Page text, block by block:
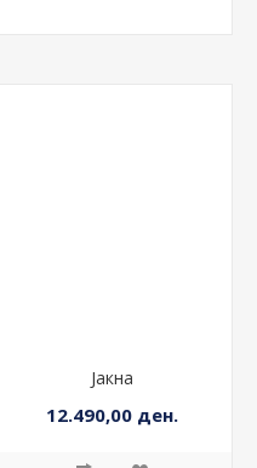
Јакна
12.490,00 ден.